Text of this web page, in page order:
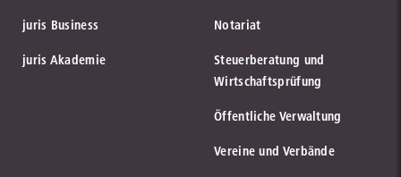
juris Business
juris Akademie
Notariat
Steuerberatung und
Wirtschaftsprüfung
Öffentliche Verwaltung
Vereine und Verbände